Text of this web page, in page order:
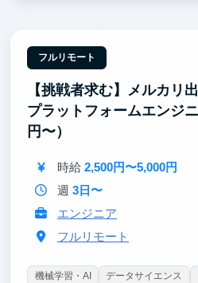
す。
・経営幹部陣と直接議論しな
す経験が得られるチャンスも
大企業インターンではほぼ得
の意思決定プロセスを間近で
フルリモート
【挑戦者求む】メルカリ
プラットフォームエンジ
円〜）
時給 2,500円〜5,000円
週 3日〜
エンジニア
フルリモート
機械学習・AI データサイエンス